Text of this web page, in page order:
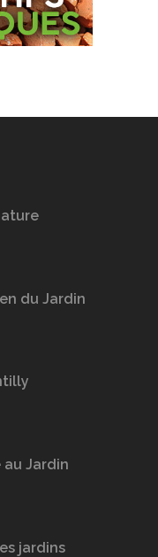
du Jardin
au Jardin
jardins